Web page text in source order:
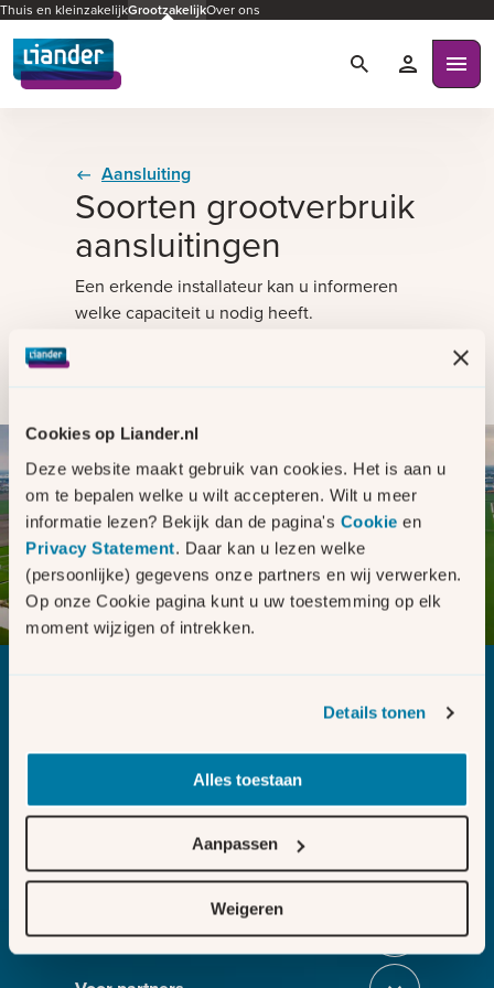
Cookies op Liander.nl
Deze website maakt gebruik van cookies. Het is aan u
om te bepalen welke u wilt accepteren. Wilt u meer
informatie lezen? Bekijk dan de pagina's Cookie en
Privacy Statement. Daar kan u lezen welke
(persoonlijke) gegevens onze partners en wij verwerken.
Op onze Cookie pagina kunt u uw toestemming op elk
moment wijzigen of intrekken.
Details tonen
Alles toestaan
Aanpassen
Weigeren
Thuis en kleinzakelijkGrootzakelijkOver ons
ZoekenMijn
Aansluiting
Soorten grootverbruik
aansluitingen
Een erkende installateur kan u informeren
welke capaciteit u nodig heeft.
u weten welke capaciteit u
nodig heeft?
Elektriciteit Gas
Regelen Sluit section-0
Netcapaciteit Sluit section-1
In de regio Sluit section-2